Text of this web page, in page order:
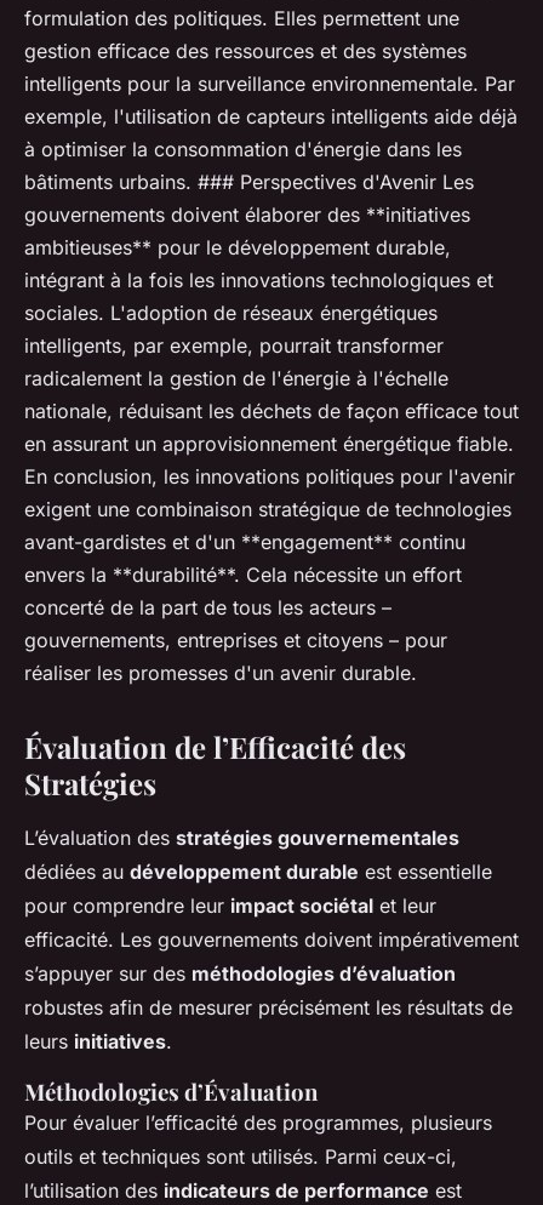
formulation des politiques. Elles permettent une
gestion efficace des ressources et des systèmes
intelligents pour la surveillance environnementale. Par
exemple, l'utilisation de capteurs intelligents aide déjà
à optimiser la consommation d'énergie dans les
bâtiments urbains. ### Perspectives d'Avenir Les
gouvernements doivent élaborer des **initiatives
ambitieuses** pour le développement durable,
intégrant à la fois les innovations technologiques et
sociales. L'adoption de réseaux énergétiques
intelligents, par exemple, pourrait transformer
radicalement la gestion de l'énergie à l'échelle
nationale, réduisant les déchets de façon efficace tout
en assurant un approvisionnement énergétique fiable.
En conclusion, les innovations politiques pour l'avenir
exigent une combinaison stratégique de technologies
avant-gardistes et d'un **engagement** continu
envers la **durabilité**. Cela nécessite un effort
concerté de la part de tous les acteurs –
gouvernements, entreprises et citoyens – pour
réaliser les promesses d'un avenir durable.
Évaluation de l’Efficacité des
Stratégies
L’évaluation des stratégies gouvernementales
dédiées au développement durable est essentielle
pour comprendre leur impact sociétal et leur
efficacité. Les gouvernements doivent impérativement
s’appuyer sur des méthodologies d’évaluation
robustes afin de mesurer précisément les résultats de
leurs initiatives.
Méthodologies d’Évaluation
Pour évaluer l’efficacité des programmes, plusieurs
outils et techniques sont utilisés. Parmi ceux-ci,
l’utilisation des indicateurs de performance est